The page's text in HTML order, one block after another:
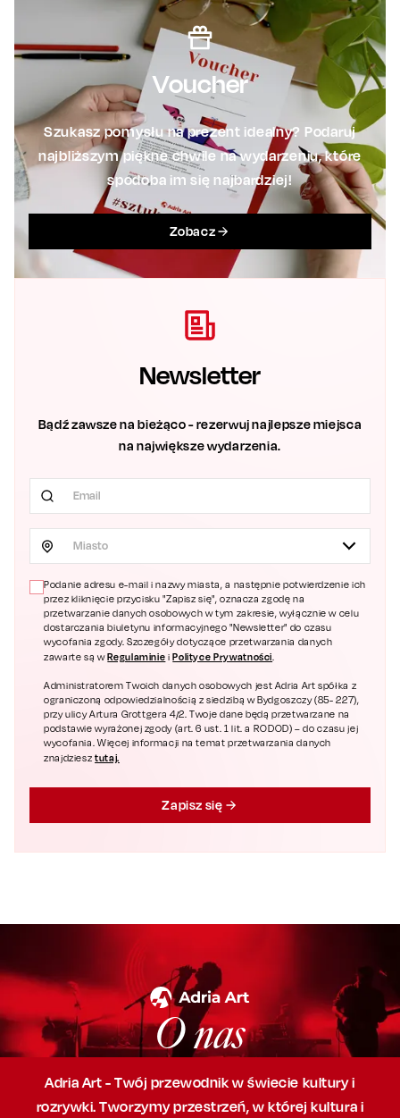
Voucher
Szukasz pomysłu na prezent idealny? Podaruj
najbliższym piękne chwile na wydarzeniu, które
spodoba im się najbardziej!
Zobacz
Newsletter
Bądź zawsze na bieżąco - rezerwuj najlepsze miejsca
na największe wydarzenia.
Miasto
Podanie adresu e-mail i nazwy miasta, a następnie potwierdzenie ich
przez kliknięcie przycisku "Zapisz się", oznacza zgodę na
przetwarzanie danych osobowych w tym zakresie, wyłącznie w celu
dostarczania biuletynu informacyjnego "Newsletter" do czasu
wycofania zgody. Szczegóły dotyczące przetwarzania danych
zawarte są wRegulaminie iPolityce Prywatności.
Administratorem Twoich danych osobowych jest Adria Art spółka z
ograniczoną odpowiedzialnością z siedzibą w Bydgoszczy (85- 227),
przy ulicy Artura Grottgera 4/2. Twoje dane będą przetwarzane na
podstawie wyrażonej zgody (art. 6 ust. 1 lit. a RODOD) – do czasu jej
wycofania. Więcej informacji na temat przetwarzania danych
znajdziesztutaj.
Zapisz się
O nas
Adria Art - Twój przewodnik w świecie kultury i
rozrywki. Tworzymy przestrzeń,w której kultura i